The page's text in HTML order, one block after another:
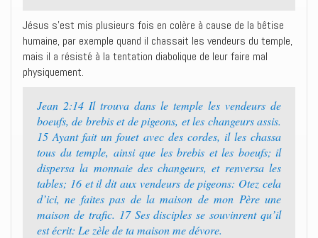
Jésus s’est mis plusieurs fois en colère à cause de la bêtise
humaine, par exemple quand il chassait les vendeurs du temple,
mais il a résisté à la tentation diabolique de leur faire mal
physiquement.
Jean 2:14 Il trouva dans le temple les vendeurs de
boeufs, de brebis et de pigeons, et les changeurs assis.
15 Ayant fait un fouet avec des cordes, il les chassa
tous du temple, ainsi que les brebis et les boeufs; il
dispersa la monnaie des changeurs, et renversa les
tables; 16 et il dit aux vendeurs de pigeons: Otez cela
d’ici, ne faites pas de la maison de mon Père une
maison de trafic. 17 Ses disciples se souvinrent qu’il
est écrit: Le zèle de ta maison me dévore.